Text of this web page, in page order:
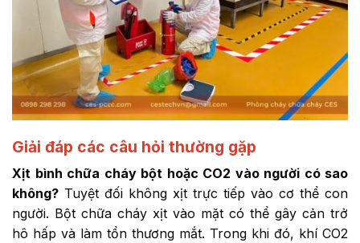
Giải đáp các câu hỏi thường gặp
Xịt bình chữa cháy bột hoặc CO2 vào người có sao
không? Tuyệt đối không xịt trực tiếp vào cơ thể con
người. Bột chữa cháy xịt vào mặt có thể gây cản trở
hô hấp và làm tổn thương mắt. Trong khi đó, khí CO2